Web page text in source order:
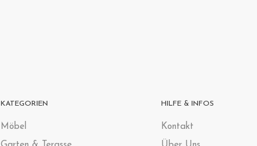
KATEGORIEN
Möbel
HILFE & INFOS
Kontakt